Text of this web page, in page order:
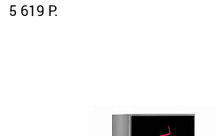
5 619 Р.